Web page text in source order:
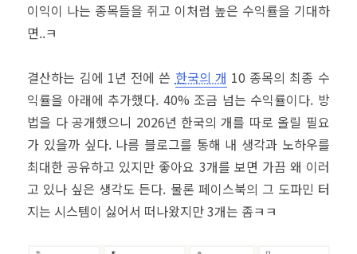
이익이 나는 종목들을 쥐고 이처럼 높은 수익률을 기대하
면..ㅋ
결산하는 김에 1년 전에 쓴 한국의 개 10 종목의 최종 수
익률을 아래에 추가했다. 40% 조금 넘는 수익률이다. 방
법을 다 공개했으니 2026년 한국의 개를 따로 올릴 필요
가 있을까 싶다. 나름 블로그를 통해 내 생각과 노하우를
최대한 공유하고 있지만 좋아요 3개를 보면 가끔 왜 이러
고 있나 싶은 생각도 든다. 물론 페이스북의 그 도파민 터
지는 시스템이 싫어서 떠나왔지만 3개는 좀ㅋㅋ